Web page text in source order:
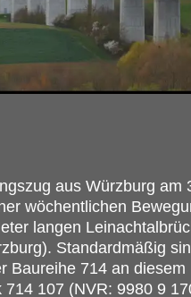
aus Würzburg am
wöchentlichen
langen
Standardmäßig
Baureihe 714 an diesem
714 107 (NVR: 9980 9